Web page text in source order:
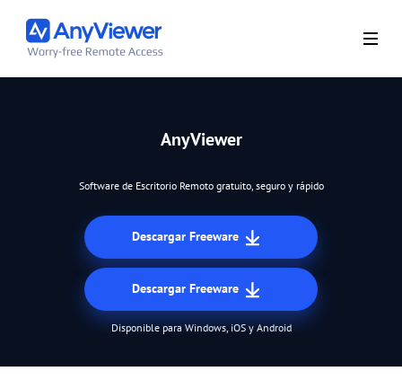
AnyViewer
Software de Escritorio Remoto gratuito, seguro y rápido
Descargar Freeware
Descargar Freeware
Disponible para Windows, iOS y Android